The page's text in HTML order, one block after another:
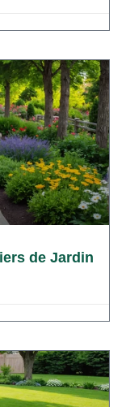
de Jardin